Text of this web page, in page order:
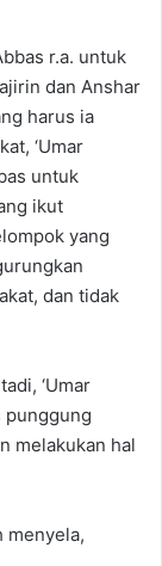
r.a. untuk
dan Anshar
harus ia
‘Umar
untuk
ikut
yang
dan tidak
‘Umar
punggung
melakukan hal
menyela,